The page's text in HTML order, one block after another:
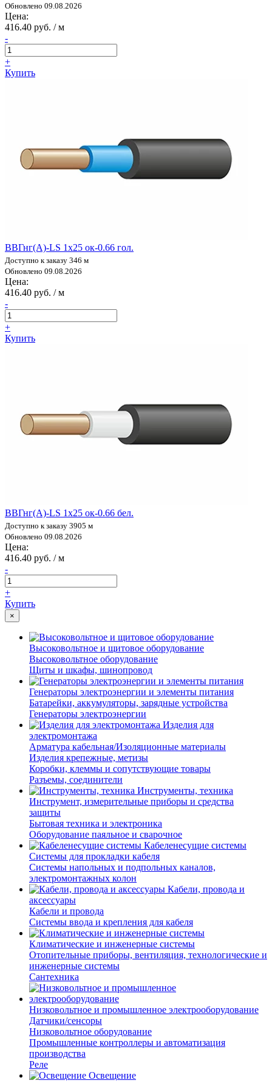
Обновлено 09.08.2026
Цена:
416.40 руб. / м
-
+
Купить
ВВГнг(А)-LS 1х25 ок-0.66 гол.
Доступно к заказу 346 м
Обновлено 09.08.2026
Цена:
416.40 руб. / м
-
+
Купить
ВВГнг(А)-LS 1х25 ок-0.66 бел.
Доступно к заказу 3905 м
Обновлено 09.08.2026
Цена:
416.40 руб. / м
-
+
Купить
×
Высоковольтное и щитовое оборудование
Высоковольтное оборудование
Щиты и шкафы, шинопровод
Генераторы электроэнергии и элементы питания
Батарейки, аккумуляторы, зарядные устройства
Генераторы электроэнергии
Изделия для
электромонтажа
Арматура кабельная/Изоляционные материалы
Изделия крепежные, метизы
Коробки, клеммы и сопутствующие товары
Разъемы, соединители
Инструменты, техника
Инструмент, измерительные приборы и средства
защиты
Бытовая техника и электроника
Оборудование паяльное и сварочное
Кабеленесущие системы
Системы для прокладки кабеля
Системы напольных и подпольных каналов,
электромонтажных колон
Кабели, провода и
аксессуары
Кабели и провода
Системы ввода и крепления для кабеля
Климатические и инженерные системы
Отопительные приборы, вентиляция, технологические и
инженерные системы
Сантехника
Низковольтное и промышленное электрооборудование
Датчики/сенсоры
Низковольтное оборудование
Промышленные контроллеры и автоматизация
производства
Реле
Освещение